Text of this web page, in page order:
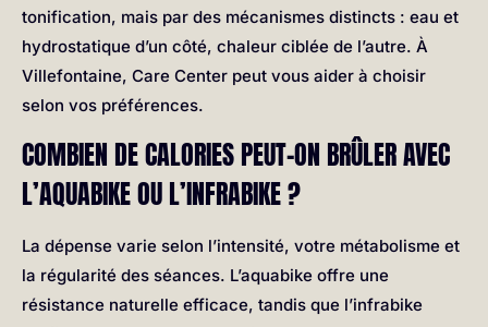
tonification, mais par des mécanismes distincts : eau et
hydrostatique d’un côté, chaleur ciblée de l’autre. À
Villefontaine, Care Center peut vous aider à choisir
selon vos préférences.
COMBIEN DE CALORIES PEUT-ON BRÛLER AVEC
L’AQUABIKE OU L’INFRABIKE ?
La dépense varie selon l’intensité, votre métabolisme et
la régularité des séances. L’aquabike offre une
résistance naturelle efficace, tandis que l’infrabike